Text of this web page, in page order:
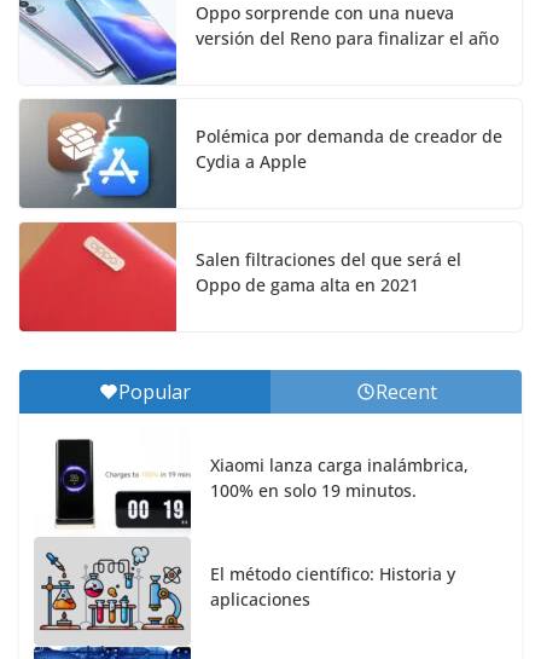
Oppo sorprende con una nueva
versión del Reno para finalizar el año
Polémica por demanda de creador de
Cydia a Apple
Salen filtraciones del que será el
Oppo de gama alta en 2021
Popular Recent
Xiaomi lanza carga inalámbrica,
100% en solo 19 minutos.
El método científico: Historia y
aplicaciones